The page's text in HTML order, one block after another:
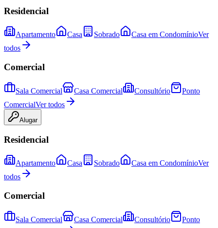
Residencial
Apartamento Casa Sobrado Casa em CondomínioVer
todos
Comercial
Sala Comercial Casa Comercial Consultório
Ponto
ComercialVer todos
Alugar
Residencial
Apartamento Casa Sobrado Casa em CondomínioVer
todos
Comercial
Sala Comercial Casa Comercial Consultório
Ponto